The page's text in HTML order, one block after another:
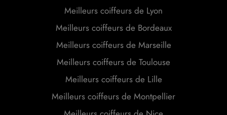
Meilleurs coiffeurs de Lyon
Meilleurs coiffeurs de Bordeaux
Meilleurs coiffeurs de Marseille
Meilleurs coiffeurs de Toulouse
Meilleurs coiffeurs de Lille
Meilleurs coiffeurs de Montpellier